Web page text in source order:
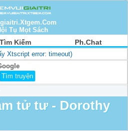
Tụ Mọt Sách
Tìm Kiếm Ph.Chat
Xtscript error: timeout)
tử tư - Dorothy